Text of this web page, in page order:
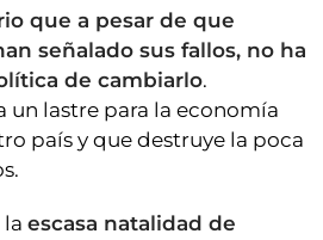
que a pesar de que
señalado sus fallos, no ha
de cambiarlo.
un lastre para la economía
país y que destruye la poca
la escasa natalidad de